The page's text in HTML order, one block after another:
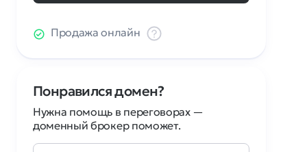
Продажа онлайн
Понравился домен?
Нужна помощь в переговорах —
доменный брокер поможет.